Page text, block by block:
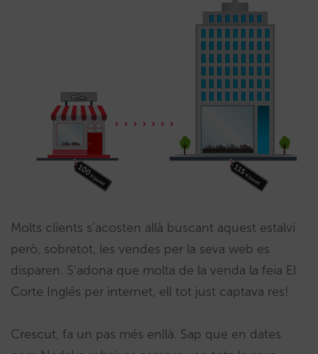
Molts clients s’acosten allà buscant aquest estalvi
però, sobretot, les vendes per la seva web es
disparen. S’adona que molta de la venda la feia El
Corte Inglés per internet, ell tot just captava res!
Crescut, fa un pas més enllà. Sap que en dates